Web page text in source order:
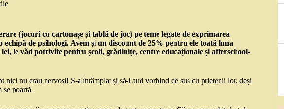
(jocuri cu cartonașe și tablă de joc) pe teme legate de exprimarea
de psihologi. Avem și un discount de 25% pentru ele toată luna
lei, le văd potrivite pentru școli, grădinițe, centre educaționale și afterschool-
nici nu erau nervoși! S-a întâmplat și să-i aud vorbind de sus cu prietenii lor, deși
se poartă.